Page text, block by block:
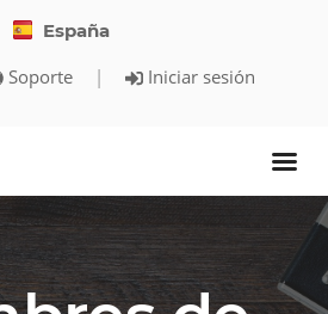
España
Soporte | Iniciar sesión